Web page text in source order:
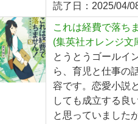
読了日： 2025/04/
これは経費で落ち
(集英社オレンジ文
とうとうゴールイ
ら、育児と仕事の
容です。恋愛小説
しても成立する良
と思っていました